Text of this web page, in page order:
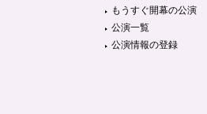
もうすぐ開幕の公演
公演一覧
公演情報の登録